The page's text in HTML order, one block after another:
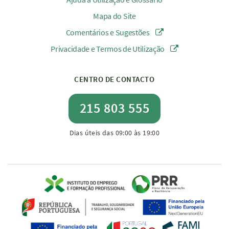
Mapa do Site
Comentários e Sugestões
Privacidade e Termos de Utilização
CENTRO DE CONTACTO
215 803 555
Dias úteis das 09:00 às 19:00